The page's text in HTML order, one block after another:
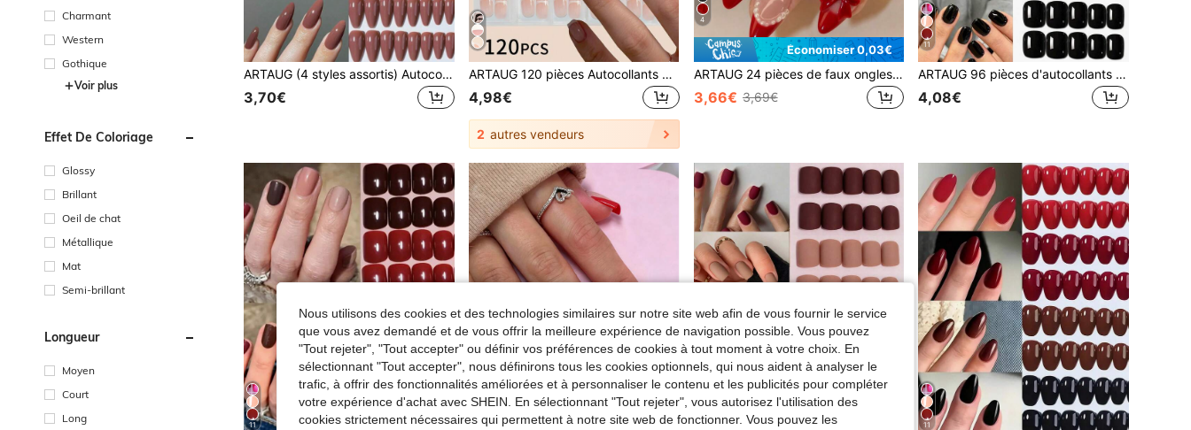
Charmant
Western
Gothique
Voir plus
Effet De Coloriage
Glossy
Brillant
Oeil de chat
Métallique
Mat
Semi-brillant
Longueur
Moyen
Court
Long
ARTAUG (4 styles assortis) Autocollants pour ongles en acrylique brillant en forme d'amande, parfaitement adaptés aux ongles longs, convenant aux femmes et aux filles pour un port quotidien, les fêtes et l'art des ongles, fournitures pour ongles
3,70€
ARTAUG 120 pièces Autocollants pour ongles courts et carrés transparents, faux ongles blancs minimalistes brillants. Convient pour le travail quotidien, les études et les fêtes. Kit de manucure DIY pour femmes, comprend des ongles à clipser et des autocollants pour ongles.
4,98€
2 autres vendeurs
4
Économiser 0,03€
ARTAUG 24 pièces de faux ongles en forme d'amande rouges, décorés de noeuds 3D et de perles, pour rehausser instantanément votre look. Conçus pour les femmes et les filles à la mode, parfaits pour le port quotidien, les fêtes, la Saint-Valentin et plus encore. Amovibles et réutilisables, livrés avec de la colle de gelée et 1 repoussoir de cuticules. Fournitures pour ongles rouges
3,66€ 3,69€
11
ARTAUG 96 pièces d'autocollants pour ongles de couleur unie Abrazine, 4 nuances nude différentes, finition brillante, portables, faux ongles courts et carrés mignons, amovibles, autocollants pour ongles prêts à porter, excellent cadeau pour les femmes et les filles, fournitures pour les ongles
4,08€
11 5 11 11
Nous utilisons des cookies et des technologies similaires sur notre site web afin de vous fournir le service
que vous avez demandé et de vous offrir la meilleure expérience de navigation possible. Vous pouvez
"Tout rejeter", "Tout accepter" ou définir vos préférences de cookies à tout moment à votre choix. En
sélectionnant "Tout accepter", nous définirons tous les cookies optionnels, qui nous aident à analyser le
trafic, à offrir des fonctionnalités améliorées et à personnaliser le contenu et les publicités pour compléter
votre expérience d'achat avec SHEIN. En sélectionnant "Tout rejeter", vous autorisez l'utilisation des
cookies strictement nécessaires qui permettent à notre site web de fonctionner. Vous pouvez les